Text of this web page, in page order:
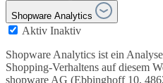
Shopware Analytics
Aktiv Inaktiv
Shopware Analytics ist ein
Shopping-Verhaltens auf diesem
shopware AG (Ebbinghoff 10,